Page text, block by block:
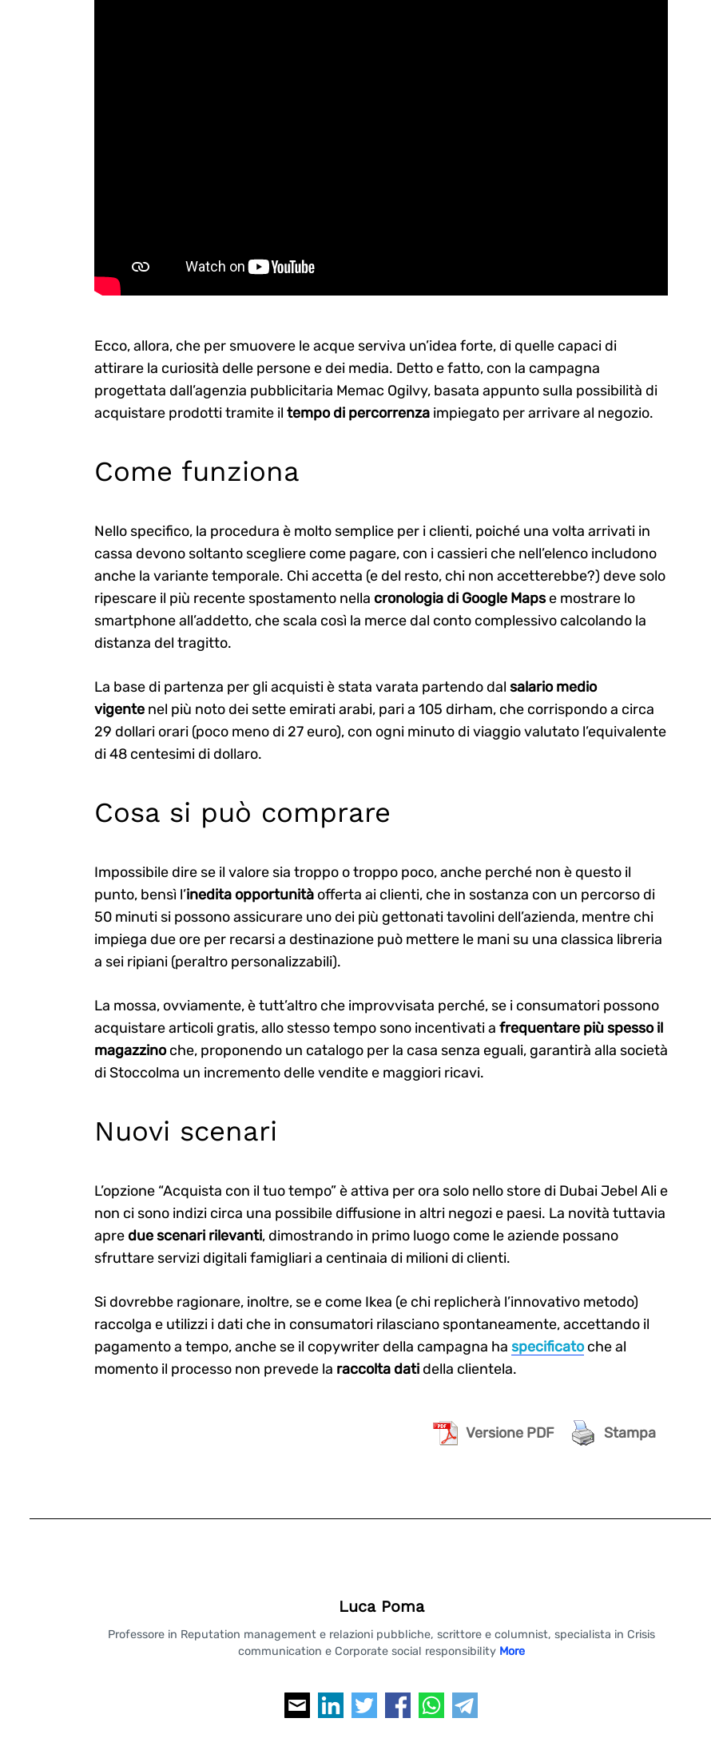
Ecco, allora, che per smuovere le acque serviva un’idea forte, di quelle capaci di
attirare la curiosità delle persone e dei media. Detto e fatto, con la campagna
progettata dall’agenzia pubblicitaria Memac Ogilvy, basata appunto sulla possibilità di
acquistare prodotti tramite il tempo di percorrenzaimpiegato per arrivare al negozio.
Come funziona
Nello specifico, la procedura è molto semplice per i clienti, poiché una volta arrivati in
cassa devono soltanto scegliere come pagare, con i cassieri che nell’elenco includono
anche la variante temporale. Chi accetta (e del resto, chi non accetterebbe?) deve solo
ripescare il più recente spostamento nella cronologia di Google Mapse mostrare lo
smartphone all’addetto, che scala così la merce dal conto complessivo calcolando la
distanza del tragitto.
La base di partenza per gli acquisti è stata varata partendo dal salario medio
vigentenel più noto dei sette emirati arabi, pari a 105 dirham, che corrispondo a circa
29 dollari orari (poco meno di 27 euro), con ogni minuto di viaggio valutato l’equivalente
di 48 centesimi di dollaro.
Cosa si può comprare
Impossibile dire se il valore sia troppo o troppo poco, anche perché non è questo il
punto, bensì l’inedita opportunitàofferta ai clienti, che in sostanza con un percorso di
50 minuti si possono assicurare uno dei più gettonati tavolini dell’azienda, mentre chi
impiega due ore per recarsi a destinazione può mettere le mani su una classica libreria
a sei ripiani (peraltro personalizzabili).
La mossa, ovviamente, è tutt’altro che improvvisata perché, se i consumatori possono
acquistare articoli gratis, allo stesso tempo sono incentivati a frequentare più spesso il
magazzinoche, proponendo un catalogo per la casa senza eguali, garantirà alla società
di Stoccolma un incremento delle vendite e maggiori ricavi.
Nuovi scenari
L’opzione “Acquista con il tuo tempo” è attiva per ora solo nello store di Dubai Jebel Ali e
non ci sono indizi circa una possibile diffusione in altri negozi e paesi. La novità tuttavia
apre due scenari rilevanti, dimostrando in primo luogo come le aziende possano
sfruttare servizi digitali famigliari a centinaia di milioni di clienti.
Si dovrebbe ragionare, inoltre, se e come Ikea (e chi replicherà l’innovativo metodo)
raccolga e utilizzi i dati che in consumatori rilasciano spontaneamente, accettando il
pagamento a tempo, anche se il copywriter della campagna ha specificatoche al
momento il processo non prevede la raccolta datidella clientela.
Versione PDF Stampa
Luca Poma
Professore in Reputation management e relazioni pubbliche, scrittore e columnist, specialista in Crisis
communication e Corporate social responsibility More